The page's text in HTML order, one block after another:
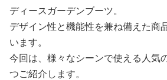
ディースガーデンブーツ。
デザイン性と機能性を兼ね備えた商
います。
今回は、様々なシーンで使える人気
つご紹介します。